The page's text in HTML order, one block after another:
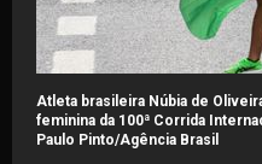
Atleta brasileira Núbia de
feminina da 100ª Corrida
Paulo Pinto/Agência Brasil